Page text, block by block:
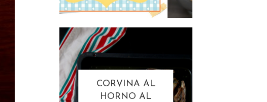
CORVINA AL
HORNO AL